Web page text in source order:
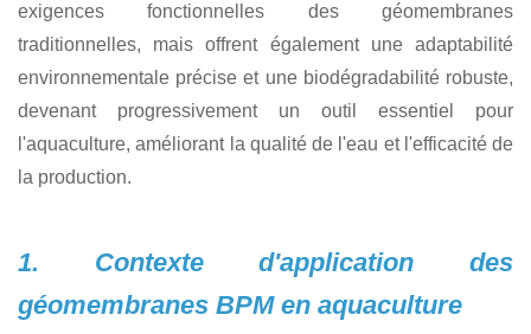
exigences fonctionnelles des géomembranes
traditionnelles, mais offrent également une adaptabilité
environnementale précise et une biodégradabilité robuste,
devenant progressivement un outil essentiel pour
l'aquaculture, améliorant la qualité de l'eau et l'efficacité de
la production.
1. Contexte d'application des
géomembranes BPM en aquaculture